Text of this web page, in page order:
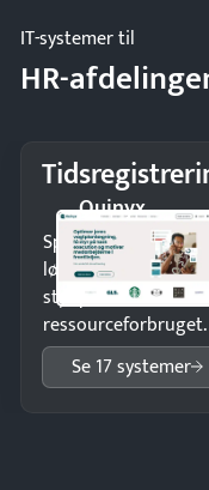
IT-systemer til
HR-
Quinyx
Spar tid på
lønberegning og få
styr på
ressourceforbruget.
Se 17 systemer